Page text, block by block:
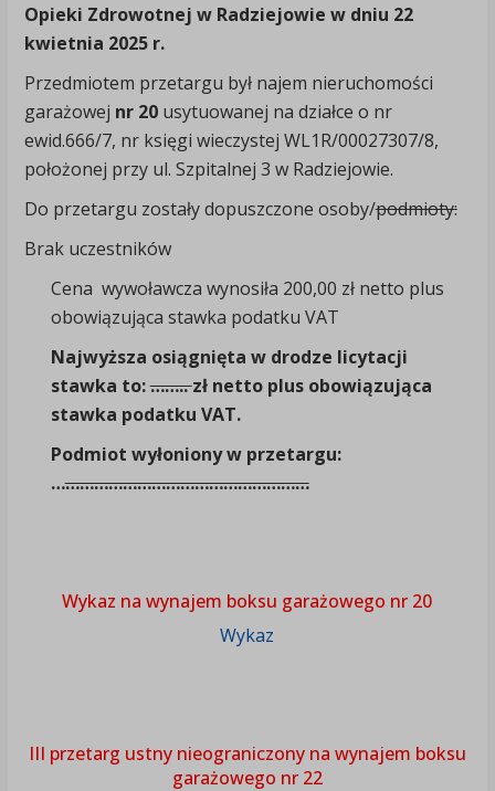
Opieki Zdrowotnej w Radziejowie w dniu 22
kwietnia 2025 r.
Przedmiotem przetargu był najem nieruchomości
garażowej nr 20 usytuowanej na działce o nr
ewid.666/7, nr księgi wieczystej WL1R/00027307/8,
położonej przy ul. Szpitalnej 3 w Radziejowie.
Do przetargu zostały dopuszczone osoby/podmioty:
Brak uczestników
Cena wywoławcza wynosiła 200,00 zł netto plus
obowiązująca stawka podatku VAT
Najwyższa osiągnięta w drodze licytacji
stawka to:……..zł netto plus obowiązująca
stawka podatku VAT.
Podmiot wyłoniony w przetargu:
………………………………………………
Wykaz na wynajem boksu garażowego nr 20
Wykaz
III przetarg ustny nieograniczony na wynajem boksu
garażowego nr 22